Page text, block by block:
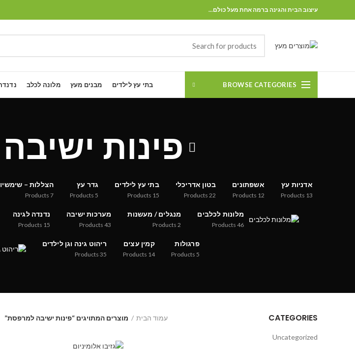
עיצוב הבית והגינה ברמה אחת מעל כולם...
BROWSE CATEGORIES בתי עץ לילדים מבנים מעץ מלונה לכלב
פינות
אדניות עץ
13
Products
אשפתונים
12
Products
בטון אדריכלי
22
Products
בתי עץ לילדים
15
Products
גדר עץ
5
Products
הצללות –
7
Products
מלונות לכלבים
46
Products
מנגלים / מעשנות
2
Products
מערכות ישיבה
43
Products
נדנדה לגינה
15
Products
פרגולות
5
Products
קמין עצים
14
Products
ריהוט גינה וגן לילדים
35
Products
CATEGORIES
Uncategorized
עמוד הבית מוצרים המתויגים “פינות ישיבה למרפסת”